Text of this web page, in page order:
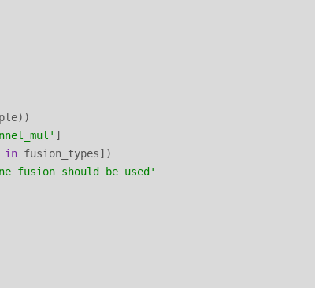
]
in fusion_types])
fusion should be used'